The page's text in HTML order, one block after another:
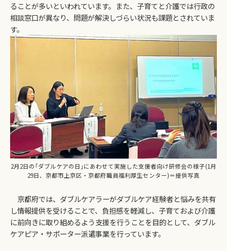
ることが多いといわれています。また、子育てと介護では行政の
相談窓口が異なり、問題が解決しづらい状況も課題とされていま
す。
2月2日の｢ダブルケアの日｣にあわせて実施した支援者向け研修会の様子(1月
29日、京都市上京区・京都府職員福利厚生センター)＝提供写真
京都府では、ダブルケアラーがダブルケア経験者と悩みを共有
し情報提供を受けることで、負担感を軽減し、子育ておよび介護
に前向きに取り組めるよう支援を行うことを目的として、ダブル
ケアピア・サポーター派遣事業を行っています。